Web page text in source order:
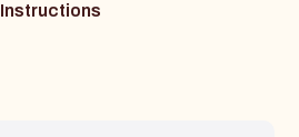
Instructions